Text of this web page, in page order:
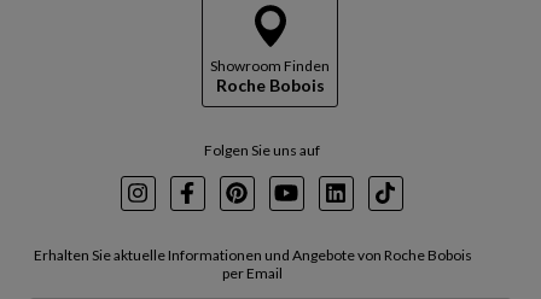
Showroom Finden
Roche Bobois
Folgen Sie uns auf
InstagramFacebookPinterest
YoutubeLinkedInTikTok
Erhalten Sie aktuelle Informationen und Angebote von Roche Bobois
per Email